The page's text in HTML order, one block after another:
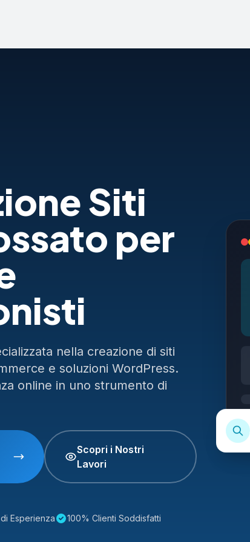
Siti
per
nella creazione di siti
e soluzioni WordPress.
online in uno strumento di
Scopri i Nostri
Lavori
Esperienza 100% Clienti Soddisfatti